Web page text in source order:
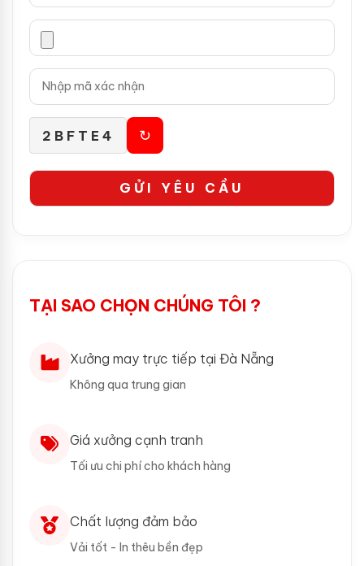
2BFTE4 ↻
TẠI SAO CHỌN CHÚNG TÔI ?
Xưởng may trực tiếp tại Đà Nẵng
Không qua trung gian
Giá xưởng cạnh tranh
Tối ưu chi phí cho khách hàng
Chất lượng đảm bảo
Vải tốt - In thêu bền đẹp